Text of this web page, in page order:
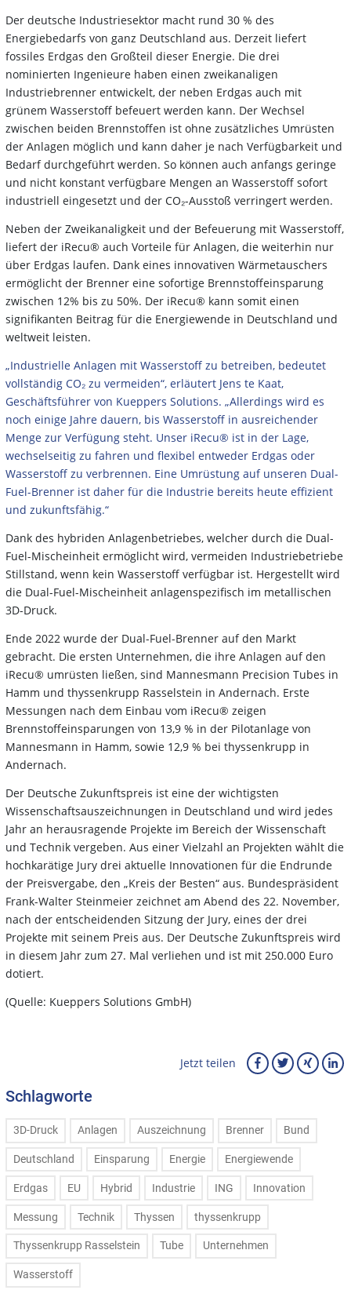
Der deutsche Industriesektor macht rund 30 % des
Energiebedarfs von ganz Deutschland aus. Derzeit liefert
fossiles Erdgas den Großteil dieser Energie. Die drei
nominierten Ingenieure haben einen zweikanaligen
Industriebrenner entwickelt, der neben Erdgas auch mit
grünem Wasserstoff befeuert werden kann. Der Wechsel
zwischen beiden Brennstoffen ist ohne zusätzliches Umrüsten
der Anlagen möglich und kann daher je nach Verfügbarkeit und
Bedarf durchgeführt werden. So können auch anfangs geringe
und nicht konstant verfügbare Mengen an Wasserstoff sofort
industriell eingesetzt und der CO₂-Ausstoß verringert werden.
Neben der Zweikanaligkeit und der Befeuerung mit Wasserstoff,
liefert der iRecu® auch Vorteile für Anlagen, die weiterhin nur
über Erdgas laufen. Dank eines innovativen Wärmetauschers
ermöglicht der Brenner eine sofortige Brennstoffeinsparung
zwischen 12% bis zu 50%. Der iRecu® kann somit einen
signifikanten Beitrag für die Energiewende in Deutschland und
weltweit leisten.
„Industrielle Anlagen mit Wasserstoff zu betreiben, bedeutet
vollständig CO₂ zu vermeiden“, erläutert Jens te Kaat,
Geschäftsführer von Kueppers Solutions. „Allerdings wird es
noch einige Jahre dauern, bis Wasserstoff in ausreichender
Menge zur Verfügung steht. Unser iRecu® ist in der Lage,
wechselseitig zu fahren und flexibel entweder Erdgas oder
Wasserstoff zu verbrennen. Eine Umrüstung auf unseren Dual-
Fuel-Brenner ist daher für die Industrie bereits heute effizient
und zukunftsfähig.“
Dank des hybriden Anlagenbetriebes, welcher durch die Dual-
Fuel-Mischeinheit ermöglicht wird, vermeiden Industriebetriebe
Stillstand, wenn kein Wasserstoff verfügbar ist. Hergestellt wird
die Dual-Fuel-Mischeinheit anlagenspezifisch im metallischen
3D-Druck.
Ende 2022 wurde der Dual-Fuel-Brenner auf den Markt
gebracht. Die ersten Unternehmen, die ihre Anlagen auf den
iRecu® umrüsten ließen, sind Mannesmann Precision Tubes in
Hamm und thyssenkrupp Rasselstein in Andernach. Erste
Messungen nach dem Einbau vom iRecu® zeigen
Brennstoffeinsparungen von 13,9 % in der Pilotanlage von
Mannesmann in Hamm, sowie 12,9 % bei thyssenkrupp in
Andernach.
Der Deutsche Zukunftspreis ist eine der wichtigsten
Wissenschaftsauszeichnungen in Deutschland und wird jedes
Jahr an herausragende Projekte im Bereich der Wissenschaft
und Technik vergeben. Aus einer Vielzahl an Projekten wählt die
hochkarätige Jury drei aktuelle Innovationen für die Endrunde
der Preisvergabe, den „Kreis der Besten“ aus. Bundespräsident
Frank-Walter Steinmeier zeichnet am Abend des 22. November,
nach der entscheidenden Sitzung der Jury, eines der drei
Projekte mit seinem Preis aus. Der Deutsche Zukunftspreis wird
in diesem Jahr zum 27. Mal verliehen und ist mit 250.000 Euro
dotiert.
(Quelle: Kueppers Solutions GmbH)
Jetzt teilen
Schlagworte
3D-Druck Anlagen Auszeichnung Brenner Bund
Deutschland Einsparung Energie Energiewende
Erdgas EU Hybrid Industrie ING Innovation
Messung Technik Thyssen thyssenkrupp
Thyssenkrupp Rasselstein Tube Unternehmen
Wasserstoff